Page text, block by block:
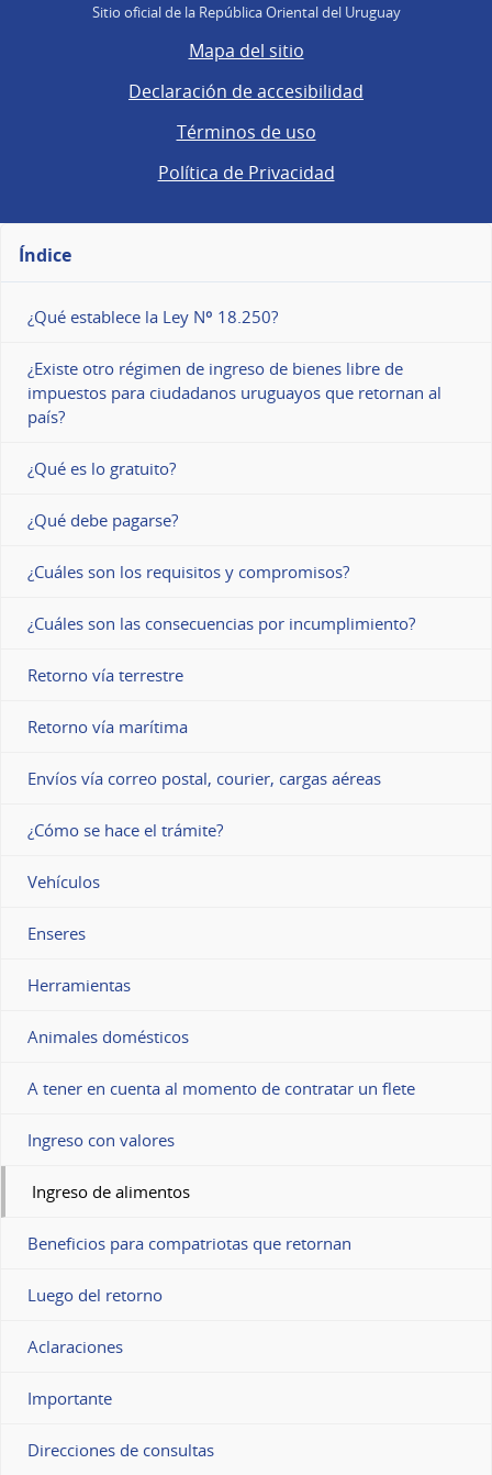
Sitio oficial de la República Oriental del Uruguay
Mapa del sitio
Declaración de accesibilidad
Términos de uso
Política de Privacidad
Índice
¿Qué establece la Ley Nº 18.250?
¿Existe otro régimen de ingreso de bienes libre de
impuestos para ciudadanos uruguayos que retornan al
país?
¿Qué es lo gratuito?
¿Qué debe pagarse?
¿Cuáles son los requisitos y compromisos?
¿Cuáles son las consecuencias por incumplimiento?
Retorno vía terrestre
Retorno vía marítima
Envíos vía correo postal, courier, cargas aéreas
¿Cómo se hace el trámite?
Vehículos
Enseres
Herramientas
Animales domésticos
A tener en cuenta al momento de contratar un flete
Ingreso con valores
Ingreso de alimentos
Beneficios para compatriotas que retornan
Luego del retorno
Aclaraciones
Importante
Direcciones de consultas